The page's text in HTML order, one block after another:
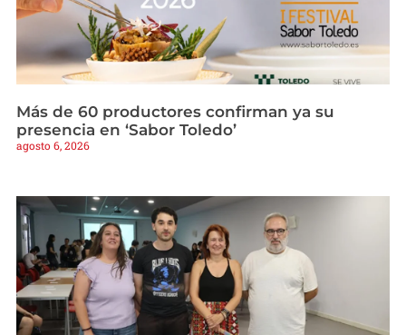
Más de 60 productores confirman ya su
presencia en ‘Sabor Toledo’
agosto 6, 2026